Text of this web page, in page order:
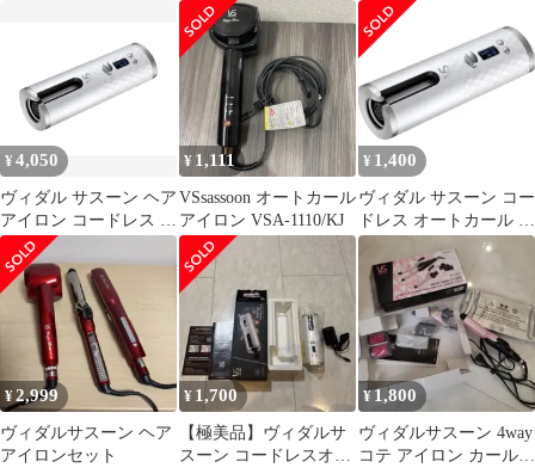
202
アイロン VSA-1110/RJ
VS
¥4,050
ヴィダル サスーン ヘア
アイロン コードレス オ
ートカールアイロン 充
電式 3段
¥1,111
VSsassoon オートカール
アイロン VSA-1110/KJ
¥ 1,400
ヴィダル サスーン コー
ドレス オートカール ア
イロン ヘアアイロン
【本体のみ】
¥2,999
ヴィダルサスーン ヘア
アイロンセット
¥ 1,700
【極美品】ヴィダルサ
スーン コードレスオー
¥1,800
ヴィダルサスーン 4way
コテ アイロン カール